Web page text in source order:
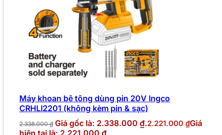
Máy khoan bê tông dùng pin 20V Ingco
CRHLI2201 (không kèm pin & sạc)
2.338.000₫ Giá gốc là: 2.338.000 ₫.2.221.000 ₫Giá